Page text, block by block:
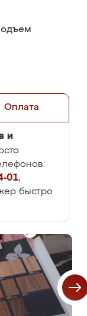
Оплата
и
01,
быстро